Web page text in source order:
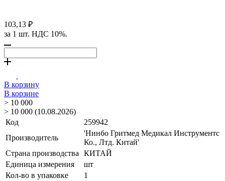
103,13 ₽
за 1 шт. НДС 10%.
В корзину
В корзине
> 10 000
> 10 000 (10.08.2026)
Код
259942
Производитель
'Нинбо Гритмед Медикал Инструментс
Ко., Лтд. Китай'
Страна производства
КИТАЙ
Единица измерения
шт
Кол-во в упаковке
1